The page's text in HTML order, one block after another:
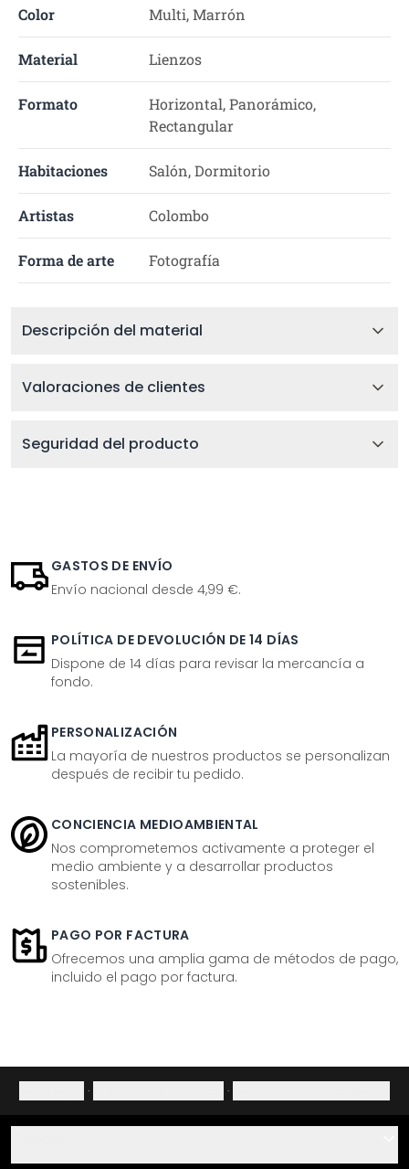
Color Multi, Marrón
Material Lienzos
Formato
Horizontal, Panorámico,
Rectangular
Habitaciones Salón, Dormitorio
Artistas Colombo
Forma de arte Fotografía
Descripción del material
Valoraciones de clientes
Seguridad del producto
GASTOS DE ENVÍO
Envío nacional desde 4,99 €.
POLÍTICA DE DEVOLUCIÓN DE 14 DÍAS
Dispone de 14 días para revisar la mercancía a
fondo.
PERSONALIZACIÓN
La mayoría de nuestros productos se personalizan
después de recibir tu pedido.
CONCIENCIA MEDIOAMBIENTAL
Nos comprometemos activamente a proteger el
medio ambiente y a desarrollar productos
sostenibles.
PAGO POR FACTURA
Ofrecemos una amplia gama de métodos de pago,
incluido el pago por factura.
· ·